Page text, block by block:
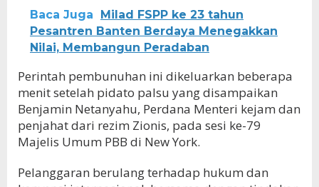
Baca Juga
Milad FSPP ke 23 tahun
Pesantren Banten Berdaya Menegakkan
Nilai, Membangun Peradaban
Perintah pembunuhan ini dikeluarkan beberapa
menit setelah pidato palsu yang disampaikan
Benjamin Netanyahu, Perdana Menteri kejam dan
penjahat dari rezim Zionis, pada sesi ke-79
Majelis Umum PBB di New York.
Pelanggaran berulang terhadap hukum dan